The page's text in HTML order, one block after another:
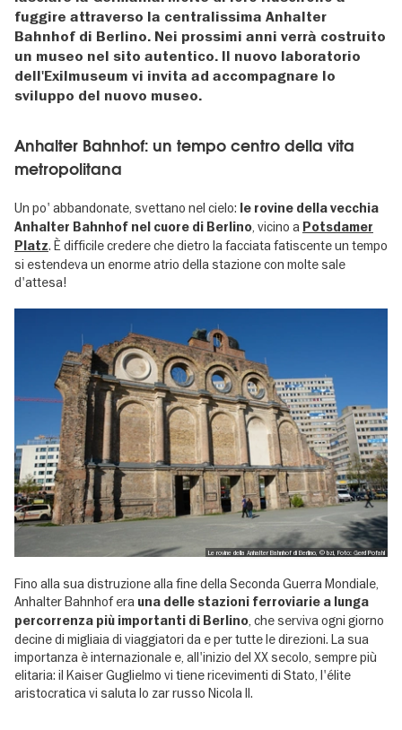
fuggire attraverso la centralissima Anhalter
Bahnhof di Berlino. Nei prossimi anni verrà costruito
un museo nel sito autentico. Il nuovo laboratorio
dell'Exilmuseum vi invita ad accompagnare lo
sviluppo del nuovo museo.
Anhalter Bahnhof: un tempo centro della vita
metropolitana
Un po' abbandonate, svettano nel cielo: le rovine della vecchia
Anhalter Bahnhof nel cuore di Berlino , vicino a Potsdamer
Platz. È difficile credere che dietro la facciata fatiscente un tempo
si estendeva un enorme atrio della stazione con molte sale
d'attesa!
Le rovine della Anhalter Bahnhof di Berlino, © bzi, Foto: Gerd Pofahl
Fino alla sua distruzione alla fine della Seconda Guerra Mondiale,
Anhalter Bahnhof era una delle stazioni ferroviarie a lunga
percorrenza più importanti di Berlino , che serviva ogni giorno
decine di migliaia di viaggiatori da e per tutte le direzioni. La sua
importanza è internazionale e, all'inizio del XX secolo, sempre più
elitaria: il Kaiser Guglielmo vi tiene ricevimenti di Stato, l'élite
aristocratica vi saluta lo zar russo Nicola II.